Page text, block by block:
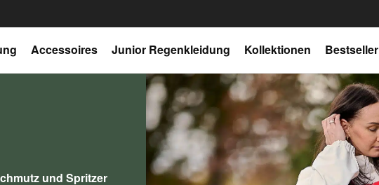
Accessoires Junior Regenkleidung Kollektionen Bestseller
und Spritzer